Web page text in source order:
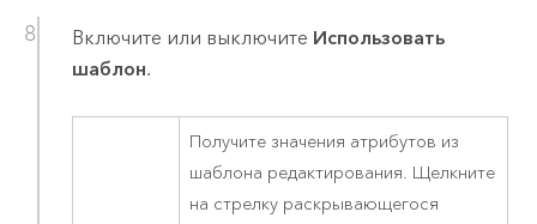
Включите или выключите Использовать
шаблон.
Получите значения атрибутов из
шаблона редактирования. Щелкните
на стрелку раскрывающегося